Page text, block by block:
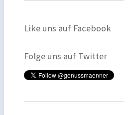
Like uns auf Facebook
Folge uns auf Twitter